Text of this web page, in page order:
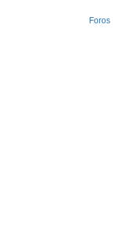
Foros